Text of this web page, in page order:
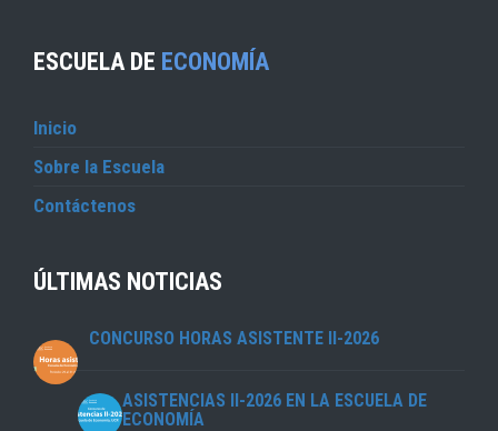
ESCUELA DE ECONOMÍA
Inicio
Sobre la Escuela
Contáctenos
ÚLTIMAS NOTICIAS
CONCURSO HORAS ASISTENTE II-2026
ASISTENCIAS II-2026 EN LA ESCUELA DE
ECONOMÍA